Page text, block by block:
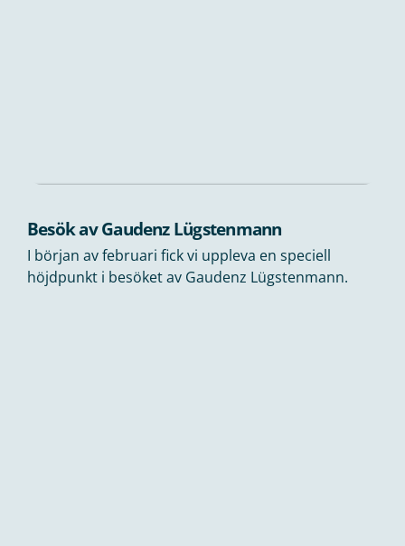
Besök av Gaudenz Lügstenmann
I början av februari fick vi uppleva en speciell
höjdpunkt i besöket av Gaudenz Lügstenmann.